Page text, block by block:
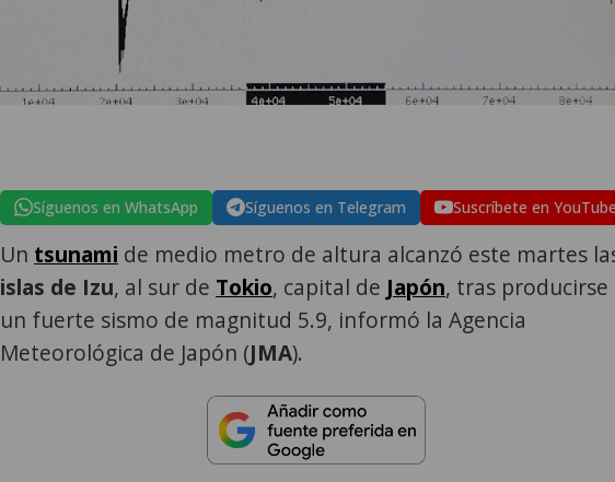
Síguenos en WhatsApp Síguenos en Telegram Suscríbete en
Un tsunami de medio metro de altura alcanzó este martes
islas de Izu, al sur de Tokio, capital de Japón, tras producirse
un fuerte sismo de magnitud 5.9, informó la Agencia
Meteorológica de Japón (JMA).